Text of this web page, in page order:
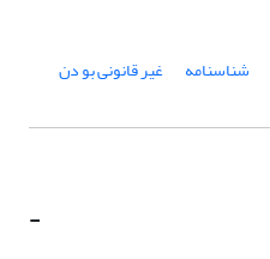
شناسنامه غیر قانونی بو دن
-